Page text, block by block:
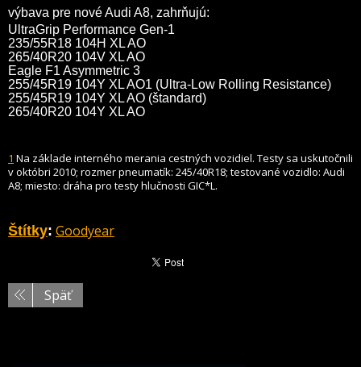
výbava pre nové Audi A8, zahrňujú:
UltraGrip Performance Gen-1
235/55R18 104H XL AO
265/40R20 104V XL AO
Eagle F1 Asymmetric 3
255/45R19 104Y XL AO1 (Ultra-Low Rolling Resistance)
255/45R19 104Y XL AO (štandard)
265/40R20 104Y XL AO
1 Na základe interného merania cestných vozidiel. Testy sa uskutočnili
v októbri 2010; rozmer pneumatík: 245/40R18; testované vozidlo: Audi
A8; miesto: dráha pro testy hlučnosti GIC*L.
Štítky: Goodyear
Späť